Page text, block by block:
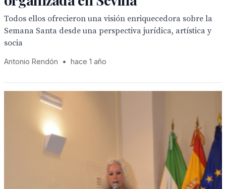
Todos ellos ofrecieron una visión enriquecedora sobre la
Semana Santa desde una perspectiva jurídica, artística y
socia
Antonio Rendón • hace 1 año